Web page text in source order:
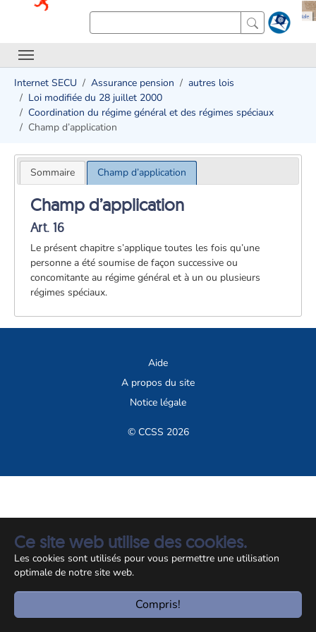
Ce site web utilise des cookies.
Les cookies sont utilisés pour vous permettre une utilisation
optimale de notre site web.
Compris!
Internet SECU Assurance pension
autres lois
Loi modifiée du 28 juillet 2000
Coordination du régime général et des régimes spéciaux
Champ d’application
Sommaire Champ d’application
Champ d’application
Art. 16
Le présent chapitre s’applique toutes les fois qu’une
personne a été soumise de façon successive ou
concomitante au régime général et à un ou plusieurs
régimes spéciaux.
Aide
A propos du site
Notice légale
© CCSS 2026